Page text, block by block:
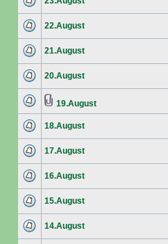
22.August
21.August
20.August
19.August
18.August
17.August
16.August
15.August
14.August